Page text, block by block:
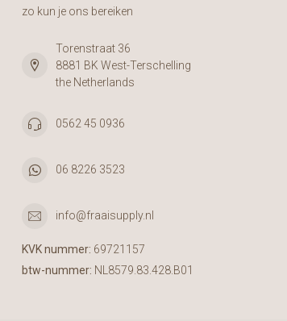
zo kun je ons bereiken
Torenstraat 36
8881 BK West-Terschelling
the Netherlands
0562 45 0936
06 8226 3523
info@fraaisupply.nl
KVK nummer: 69721157
btw-nummer: NL8579.83.428.B01